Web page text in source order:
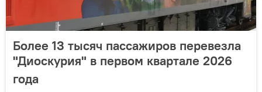
Более 13 тысяч пассажиров перевезла
"Диоскурия" в первом квартале 2026
года